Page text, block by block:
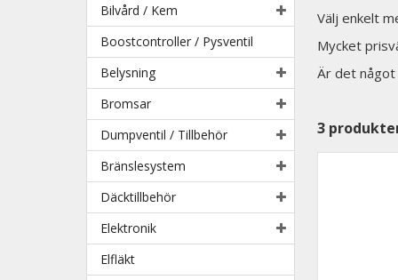
Bilvård / Kem
Boostcontroller / Pysventil
Belysning
Bromsar
Dumpventil / Tillbehör
Bränslesystem
Däcktillbehör
Elektronik
Elfläkt
Välj enkelt
Mycket
Är det
3